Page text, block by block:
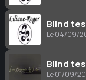
Blind
Le 04/09/
Blind
Le 01/09/